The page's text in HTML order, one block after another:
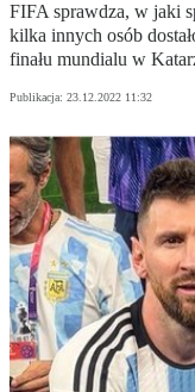
FIFA sprawdza, w jaki
kilka innych osób
finału mundialu w
Publikacja: 23.12.2022 11:32